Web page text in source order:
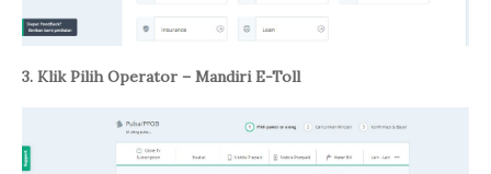
3. Klik Pilih Operator – Mandiri E-Toll